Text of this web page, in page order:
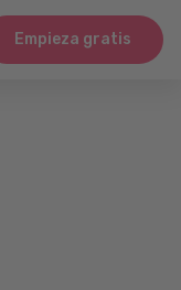
Empieza gratis